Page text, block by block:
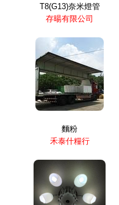
T8(G13)奈米燈管
存暘有限公司
麵粉
禾泰什糧行